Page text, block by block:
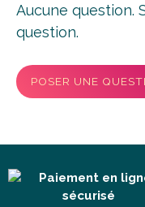
Aucune question.
question.
POSER UNE